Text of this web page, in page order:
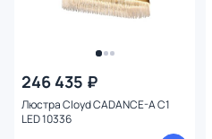
246 435 ₽
Люстра Cloyd CADANCE-A C1
LED 10336